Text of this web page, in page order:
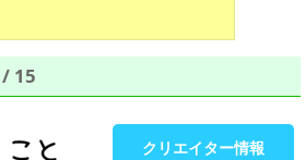
15
クリエイター情報